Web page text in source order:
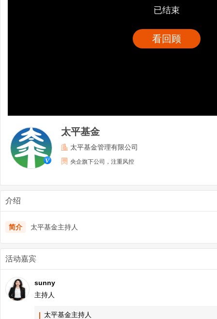
已结束
看回顾
太平基金
太平基金管理有限公司
央企旗下公司，注重风控
介绍
简介 太平基金主持人
活动嘉宾
sunny
主持人
太平基金主持人